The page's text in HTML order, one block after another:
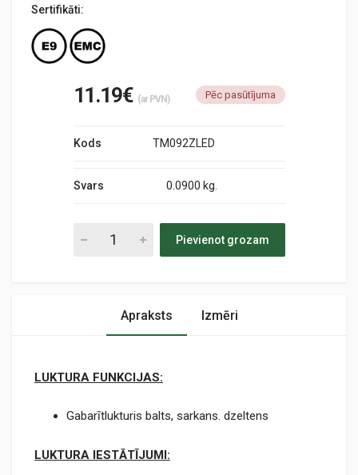
Sertifikāti:
11.19€ (ar PVN) Pēc pasūtījuma
Kods TM092ZLED
Svars 0.0900 kg.
Pievienot grozam
Apraksts Izmēri
LUKTURA FUNKCIJAS:
Gabarītlukturis balts, sarkans. dzeltens
LUKTURA IESTĀTĪJUMI: